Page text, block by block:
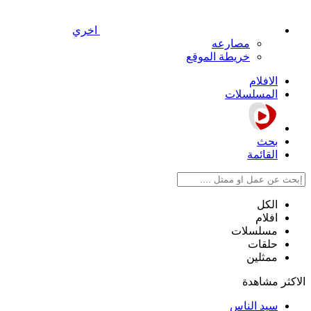
اخري
مصارعه
خريطة الموقع
الافلام
المسلسلات
بحث
القائمة
الكل
افلام
مسلسلات
حلقات
ممثلين
الاكثر مشاهدة
سيد الناس